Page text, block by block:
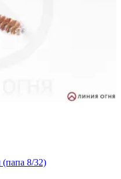
8/32)